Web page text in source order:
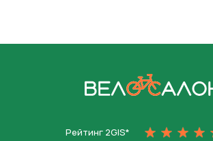
Рейтинг 2GIS*